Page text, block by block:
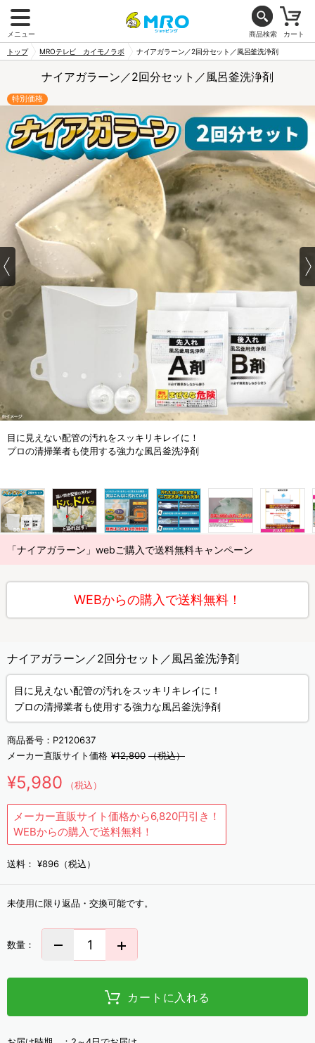
メニュー 商品検索 カート
トップ MROテレビ カイモノラボ ナイアガラーン／2回分セット／風呂釜洗浄剤
ナイアガラーン／2回分セット／風呂釜洗浄剤
特別価格
目に見えない配管の汚れをスッキリキレイに！
プロの清掃業者も使用する強力な風呂釜洗浄剤
「ナイアガラーン」webご購入で送料無料キャンペーン
WEBからの購入で送料無料！
ナイアガラーン／2回分セット／風呂釜洗浄剤
目に見えない配管の汚れをスッキリキレイに！
プロの清掃業者も使用する強力な風呂釜洗浄剤
商品番号： P2120637
メーカー直販サイト価格 ¥12,800 （税込）
¥5,980 （税込）
メーカー直販サイト価格から6,820円引き！
WEBからの購入で送料無料！
送料： ¥896（税込）
未使用に限り返品・交換可能です。
数量：
カートに入れる